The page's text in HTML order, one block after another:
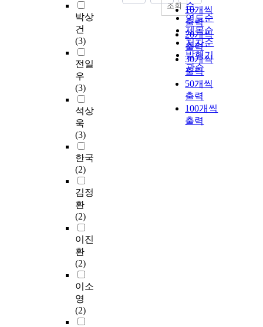
박상
건
(3)
전일
우
(3)
석상
욱
(3)
한국
(2)
김정
환
(2)
이진
환
(2)
이소
영
(2)
순
연도순
제목순
저자순
발행기
관순
10개씩
출력
20개씩
출력
30개씩
출력
50개씩
출력
100개씩
출력
조회